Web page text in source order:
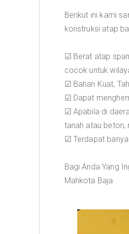
Berikut ini kami
konstruksi atap
☑ Berat atap
cocok untuk
☑ Bahan Kuat,
☑ Dapat
☑ Apabila di
tanah atau beton,
☑ Terdapat
Bagi Anda Yang
Mahkota Baja